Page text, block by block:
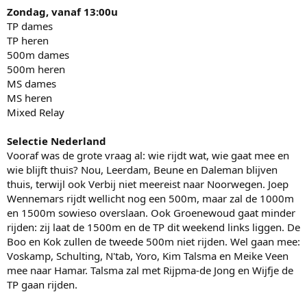
Zondag, vanaf 13:00u
TP dames
TP heren
500m dames
500m heren
MS dames
MS heren
Mixed Relay
Selectie Nederland
Vooraf was de grote vraag al: wie rijdt wat, wie gaat mee en
wie blijft thuis? Nou, Leerdam, Beune en Daleman blijven
thuis, terwijl ook Verbij niet meereist naar Noorwegen. Joep
Wennemars rijdt wellicht nog een 500m, maar zal de 1000m
en 1500m sowieso overslaan. Ook Groenewoud gaat minder
rijden: zij laat de 1500m en de TP dit weekend links liggen. De
Boo en Kok zullen de tweede 500m niet rijden. Wel gaan mee:
Voskamp, Schulting, N'tab, Yoro, Kim Talsma en Meike Veen
mee naar Hamar. Talsma zal met Rijpma-de Jong en Wijfje de
TP gaan rijden.